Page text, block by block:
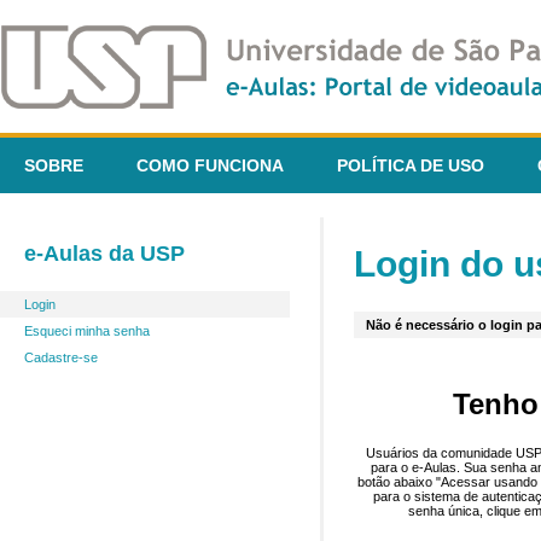
SOBRE COMO FUNCIONA POLÍTICA DE USO
e-Aulas da USP
Login
Esqueci minha senha
Cadastre-se
Login do
Não é necessário o login
Usuários da comunidade
para o e-Aulas. Sua senha
botão abaixo "Acessar
para o sistema de
senha única, clique